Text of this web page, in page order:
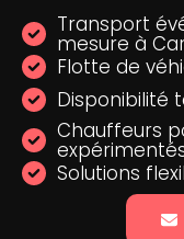
Transport
mesure à
Flotte de
Disponibilité
Chauffeurs
Solutions